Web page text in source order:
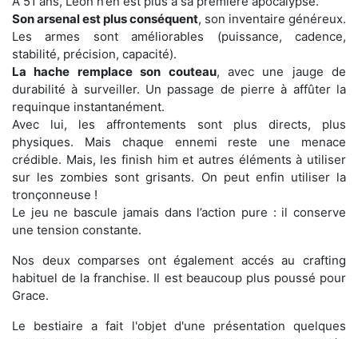
Son arsenal est plus conséquent, son inventaire généreux.
Les armes sont améliorables (puissance, cadence,
stabilité, précision, capacité).
La hache remplace son couteau, avec une jauge de
durabilité à surveiller. Un passage de pierre à affûter la
requinque instantanément.
Avec lui, les affrontements sont plus directs, plus
physiques. Mais chaque ennemi reste une menace
crédible. Mais, les finish him et autres éléments à utiliser
sur les zombies sont grisants. On peut enfin utiliser la
tronçonneuse !
Le jeu ne bascule jamais dans l’action pure : il conserve
une tension constante.
Nos deux comparses ont également accés au crafting
habituel de la franchise. Il est beaucoup plus poussé pour
Grace.
Le bestiaire a fait l'objet d'une présentation quelques